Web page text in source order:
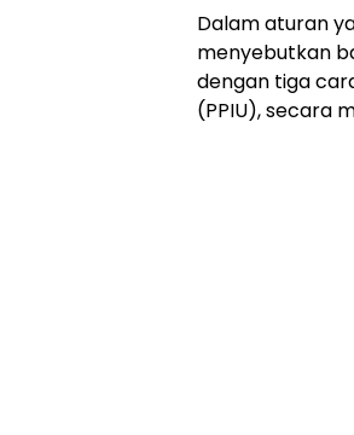
Dalam aturan
menyebutkan
dengan tiga
(PPIU), secara